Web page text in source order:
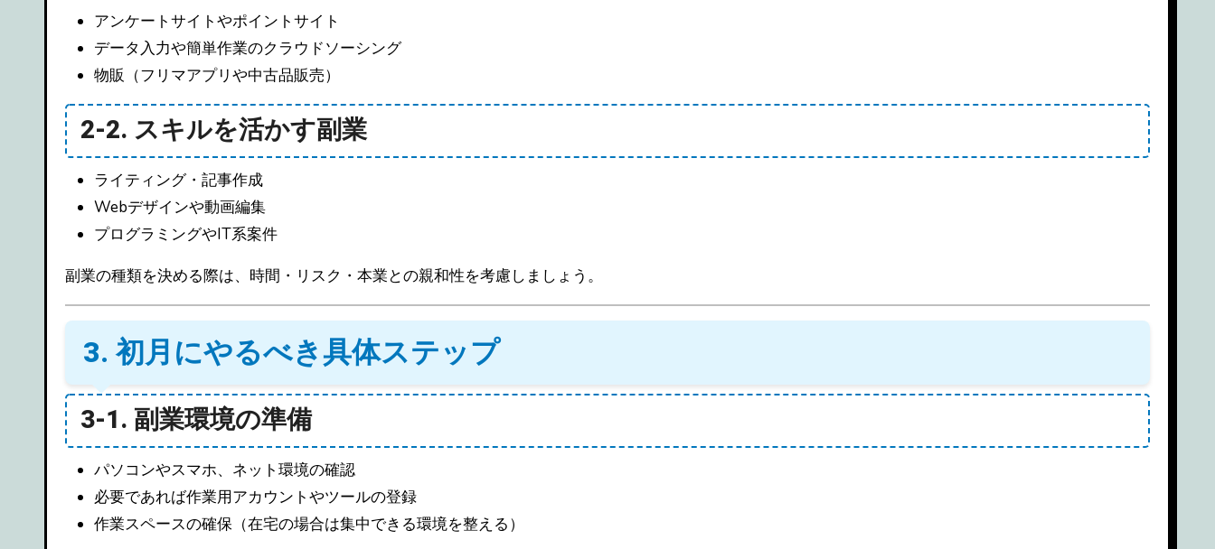
アンケートサイトやポイントサイト
データ入力や簡単作業のクラウドソーシング
物販（フリマアプリや中古品販売）
2-2. スキルを活かす副業
ライティング・記事作成
Webデザインや動画編集
プログラミングやIT系案件
副業の種類を決める際は、時間・リスク・本業との親和性を考慮しましょう。
3. 初月にやるべき具体ステップ
3-1. 副業環境の準備
パソコンやスマホ、ネット環境の確認
必要であれば作業用アカウントやツールの登録
作業スペースの確保（在宅の場合は集中できる環境を整える）